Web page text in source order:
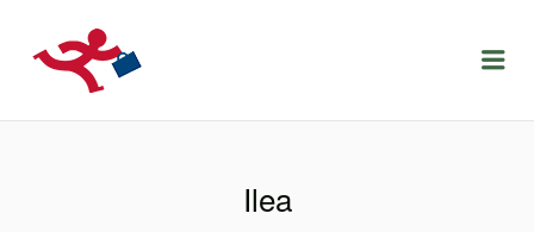
LOCURIDEMUNCACLUJ.NET
Ilea